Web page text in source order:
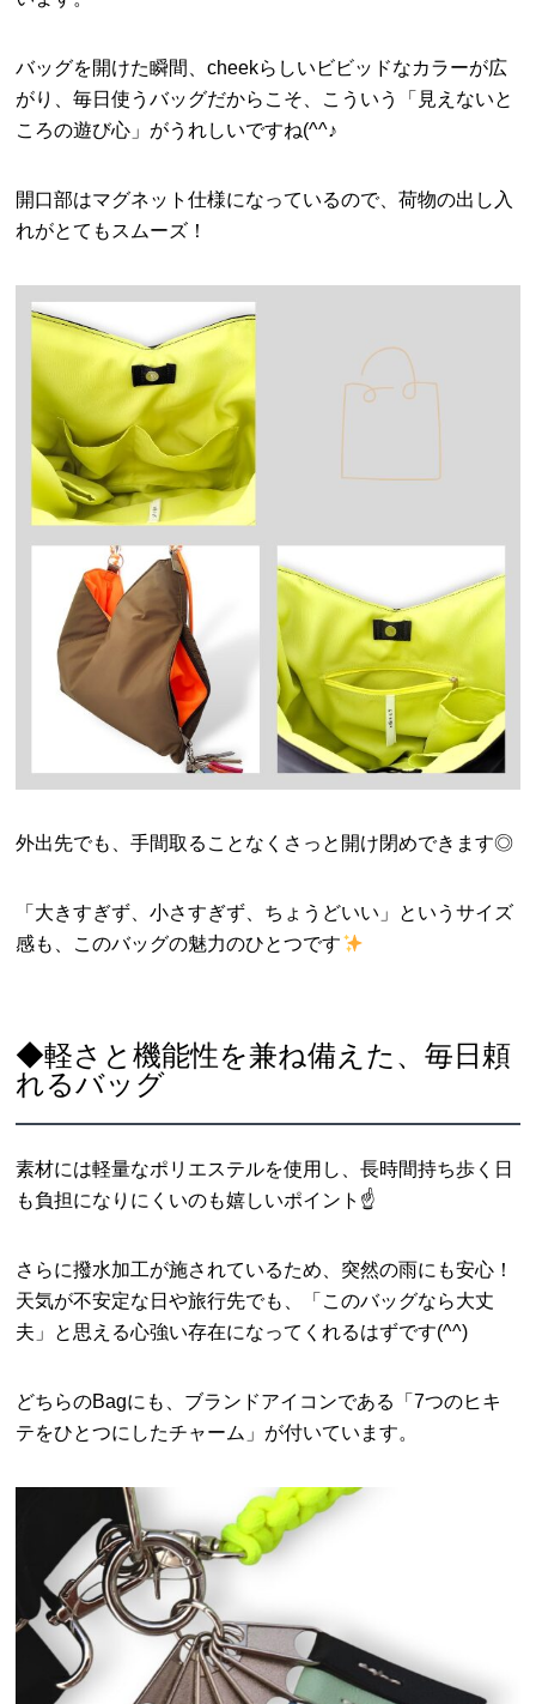
バッグを開けた瞬間、cheekらしいビビッドなカラーが広
がり、毎日使うバッグだからこそ、こういう「見えないと
ころの遊び心」がうれしいですね(^^♪
開口部はマグネット仕様になっているので、荷物の出し入
れがとてもスムーズ！
外出先でも、手間取ることなくさっと開け閉めできます◎
「大きすぎず、小さすぎず、ちょうどいい」というサイズ
感も、このバッグの魅力のひとつです
◆軽さと機能性を兼ね備えた、毎日頼
れるバッグ
素材には軽量なポリエステルを使用し、長時間持ち歩く日
も負担になりにくいのも嬉しいポイント☝️
さらに撥水加工が施されているため、突然の雨にも安心！
天気が不安定な日や旅行先でも、「このバッグなら大丈
夫」と思える心強い存在になってくれるはずです(^^)
どちらのBagにも、ブランドアイコンである「7つのヒキ
テをひとつにしたチャーム」が付いています。